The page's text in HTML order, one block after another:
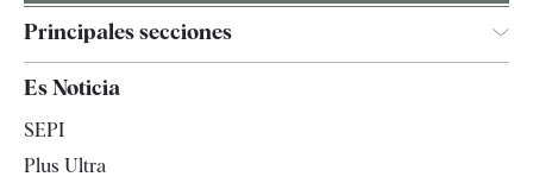
Principales secciones
España
Es Noticia
SEPI
Plus Ultra